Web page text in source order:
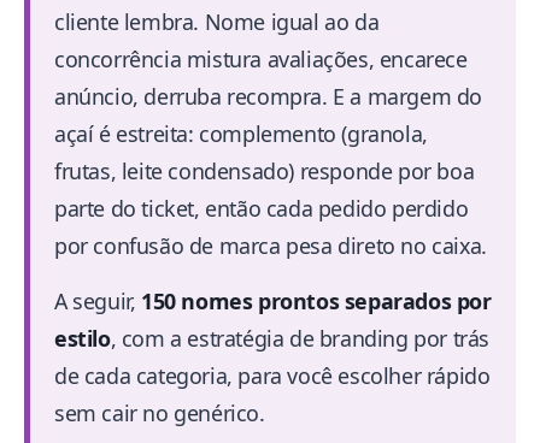
cliente lembra. Nome igual ao da
concorrência mistura avaliações, encarece
anúncio, derruba recompra. E a margem do
açaí é estreita: complemento (granola,
frutas, leite condensado) responde por boa
parte do ticket, então cada pedido perdido
por confusão de marca pesa direto no caixa.
A seguir, 150 nomes prontos separados por
estilo, com a estratégia de branding por trás
de cada categoria, para você escolher rápido
sem cair no genérico.